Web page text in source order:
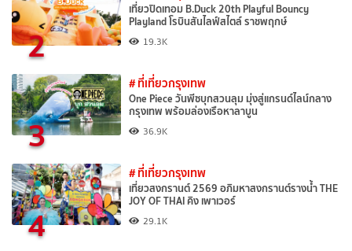
2
เที่ยวปิดเทอม B.Duck 20th Playful Bouncy
Playland โรบินสันไลฟ์สไตล์ ราชพฤกษ์
19.3K
3
# ที่เที่ยวกรุงเทพ
One Piece วันพีซบุกสวนลุม มุ่งสู่แกรนด์ไลน์กลาง
กรุงเทพ พร้อมล่องเรือหาลาบูน
36.9K
4
# ที่เที่ยวกรุงเทพ
เที่ยวสงกรานต์ 2569 อภิมหาสงกรานต์รางน้ำ THE
JOY OF THAI คิง เพาเวอร์
29.1K